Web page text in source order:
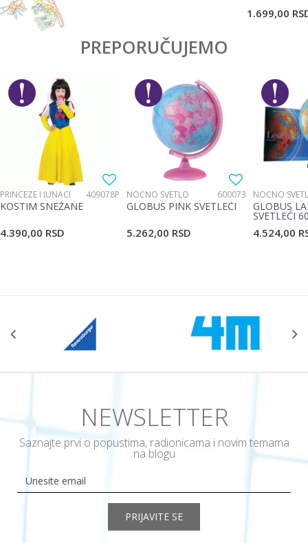
1.699,00
PREPORUČUJEMO
PRINCEZE I JUNACI 409078P
KOSTIM SNEŽANE
4.390,00 RSD
NOĆNO SVETLO 600073
GLOBUS PINK SVETLEĆI
5.262,00 RSD
NOĆNO
GLOBUS
SVETLEĆI
4.524,00
NEWSLETTER
Saznajte prvi o popustima, radionicama i novim temama
na blogu
PRIJAVITE SE